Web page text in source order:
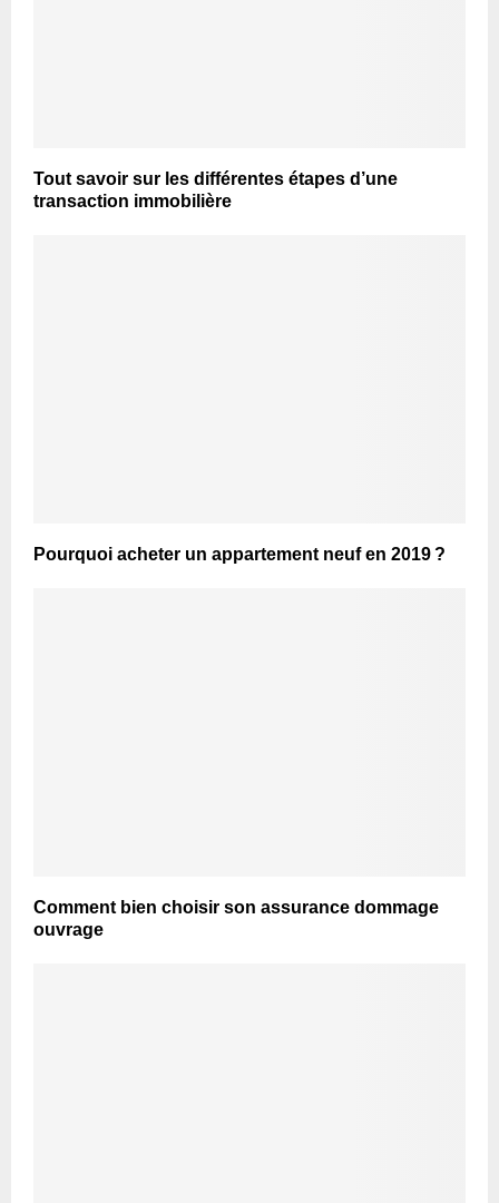
Tout savoir sur les différentes étapes d’une
transaction immobilière
Pourquoi acheter un appartement neuf en 2019 ?
Comment bien choisir son assurance dommage
ouvrage